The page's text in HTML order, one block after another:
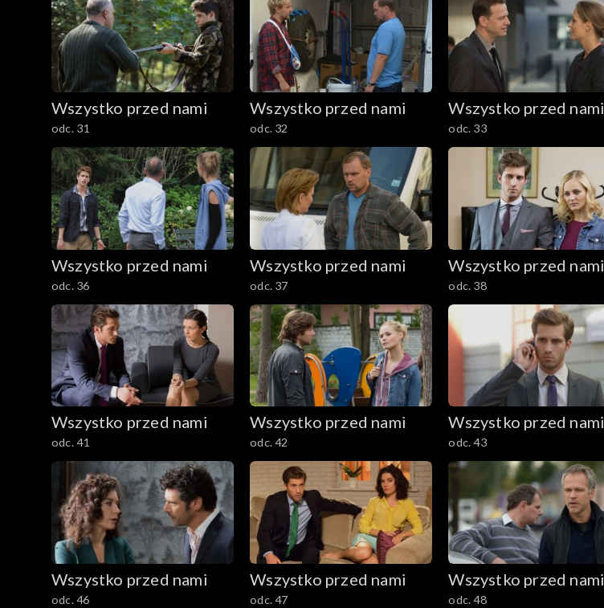
Wszystko przed nami
odc. 31
Wszystko przed nami
odc. 32
Wszystko przed nami
odc. 33
Wszystko przed nami
odc. 36
Wszystko przed nami
odc. 37
Wszystko przed nami
odc. 38
Wszystko przed nami
odc. 41
Wszystko przed nami
odc. 42
Wszystko przed nami
odc. 43
Wszystko przed nami
odc. 46
Wszystko przed nami
odc. 47
Wszystko przed nami
odc. 48